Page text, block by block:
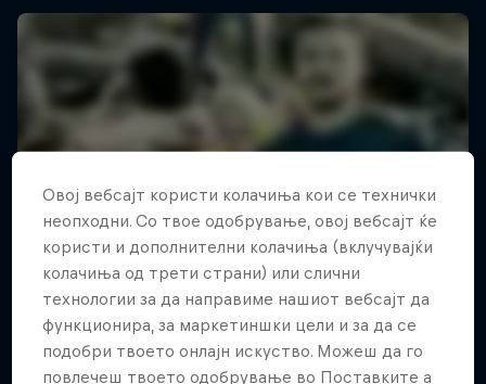
Овој вебсајт користи колачиња кои се технички
неопходни. Со твое одобрување, овој вебсајт ќе
користи и дополнителни колачиња (вклучувајќи
колачиња од трети страни) или слични
технологии за да направиме нашиот вебсајт да
функционира, за маркетиншки цели и за да се
подобри твоето онлајн искуство. Можеш да го
повлечеш твоето одобрување во Поставките а